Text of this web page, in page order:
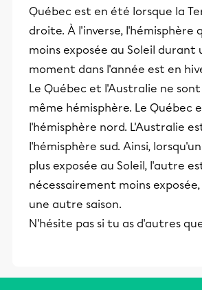
Québec est en été lorsque la
droite. À l'inverse, l'hémisphère
moins exposée au Soleil durant
moment dans l'année est en
Le Québec et l'Australie ne sont
même hémisphère. Le Québec
l'hémisphère nord. L'Australie
l'hémisphère sud. Ainsi,
plus exposée au Soleil, l'autre
nécessairement moins
une autre saison.
N'hésite pas si tu as d'autres